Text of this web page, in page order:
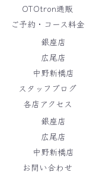
OTOtron通販
ご予約・コース料金
銀座店
広尾店
中野新橋店
スタッフブログ
各店アクセス
銀座店
広尾店
中野新橋店
お問い合わせ